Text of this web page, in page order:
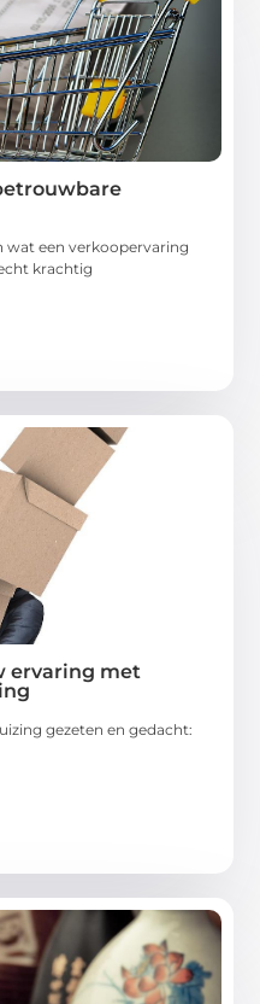
wat een verkoopervaring
krachtig
ervaring met
gezeten en gedacht: